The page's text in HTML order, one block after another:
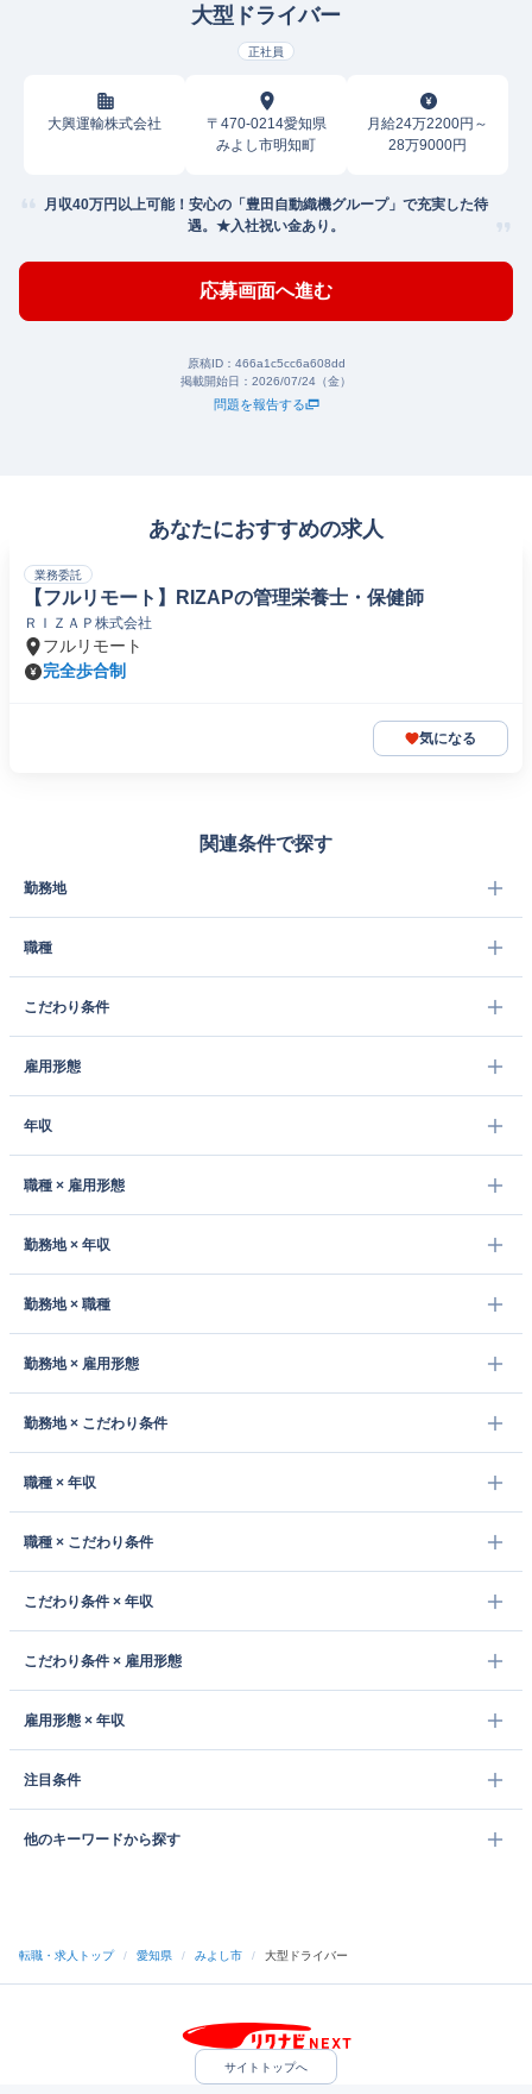
大型ドライバー
正社員
大興運輸株式会社
〒470-0214愛知県
みよし市明知町
月給24万2200円～
28万9000円
月収40万円以上可能！安心の「豊田自動織機グループ」で充実した待
遇。★入社祝い金あり。
応募画面へ進む
原稿ID： 466a1c5cc6a608dd
掲載開始日： 2026/07/24（金）
問題を報告する
あなたにおすすめの求人
業務委託
【フルリモート】RIZAPの管理栄養士・保健師
ＲＩＺＡＰ株式会社
フルリモート
完全歩合制
気になる
関連条件で探す
勤務地
職種
こだわり条件
雇用形態
年収
職種 × 雇用形態
勤務地 × 年収
勤務地 × 職種
勤務地 × 雇用形態
勤務地 × こだわり条件
職種 × 年収
職種 × こだわり条件
こだわり条件 × 年収
こだわり条件 × 雇用形態
雇用形態 × 年収
注目条件
他のキーワードから探す
転職・求人トップ / 愛知県 / みよし市 / 大型ドライバー
サイトトップへ